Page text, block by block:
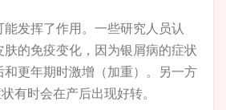
发挥了作用。一些研究人员认
的免疫变化，因为银屑病的症状
更年期时激增（加重）。另一方
有时会在产后出现好转。